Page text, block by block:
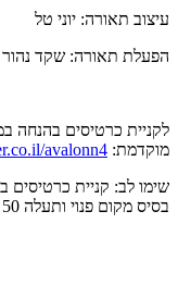
עיצוב תאורה: יוני טל
הפעלת תאורה: שקד נהור
לקניית כרטיסים בהנחה
מוקדמת: avalonn4
שימו לב: קניית
בסיס מקום פנוי ותעלה 50 ש"ח לכרטיס!